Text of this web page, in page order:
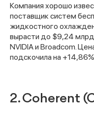
Компания хорошо
поставщик систем
жидкостного
вырасти до $9,24 млрд
NVIDIA и Broadcom.
подскочила на +14,86%.
2. Coherent